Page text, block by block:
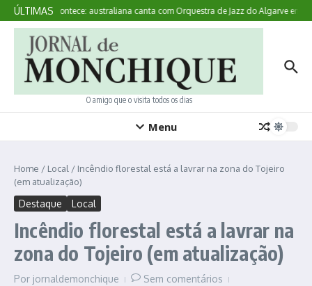
Ir para o conteúdo
ÚLTIMAS
Aqui Acontece: australiana canta com Orquestra de Jazz do Algarve em
O amigo que o visita todos os dias
Menu
Home / Local / Incêndio florestal está a lavrar na zona do Tojeiro
(em atualização)
Destaque Local
Incêndio florestal está a lavrar na
zona do Tojeiro (em atualização)
Por jornaldemonchique
Sem comentários